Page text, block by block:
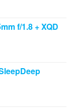
f/1.8 + XQD